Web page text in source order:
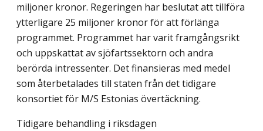
miljoner kronor. Regeringen har beslutat att tillföra
ytterligare 25 miljoner kronor för att förlänga
programmet. Programmet har varit framgångsrikt
och uppskattat av sjöfartssektorn och andra
berörda intressenter. Det finansieras med medel
som återbetalades till staten från det tidigare
konsortiet för M/S Estonias övertäckning.
Tidigare behandling i riksdagen